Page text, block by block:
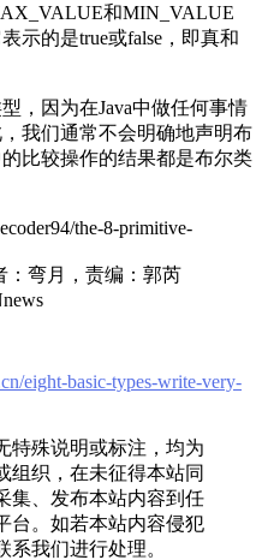
和MIN_VALUE
示的是true或false，即真和
，因为在Java中做任何事情
我们通常不会明确地声明布
比较操作的结果都是布尔类
the-8-primitive-
：弯月，责编：郭芮
eight-basic-types-write-very-
特殊说明或标注，均为
组织，在未征得本站同
集、发布本站内容到任
台。如若本站内容侵犯
我们进行处理。